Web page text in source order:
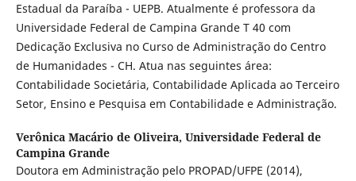
Estadual da Paraíba - UEPB. Atualmente é professora da
Universidade Federal de Campina Grande T 40 com
Dedicação Exclusiva no Curso de Administração do Centro
de Humanidades - CH. Atua nas seguintes área:
Contabilidade Societária, Contabilidade Aplicada ao Terceiro
Setor, Ensino e Pesquisa em Contabilidade e Administração.
Verônica Macário de Oliveira, Universidade Federal de
Campina Grande
Doutora em Administração pelo PROPAD/UFPE (2014),